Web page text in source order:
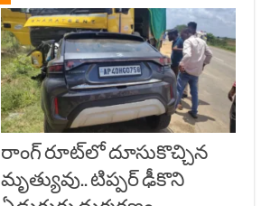
రాంగ్ రూట్‌లో దూసుకొచ్చిన
మృత్యువు.. టిప్పర్ ఢీకొని